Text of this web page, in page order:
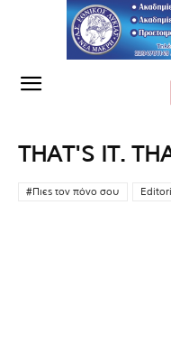
THAT'S IT.
#Πιες τον πόνο σου